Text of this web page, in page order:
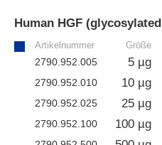
Human HGF
Artikelnummer Größe
2790.952.005 5 µg
2790.952.010 10 µg
2790.952.025 25 µg
2790.952.100 100 µg